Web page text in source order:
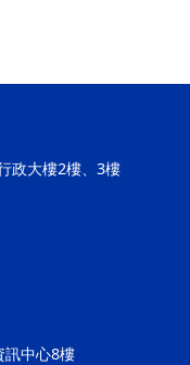
政大樓2樓、3樓
訊中心8樓